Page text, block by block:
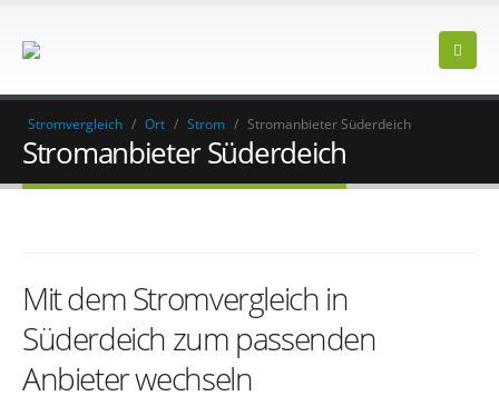
Stromvergleich / Ort / Strom / Stromanbieter Süderdeich
Stromanbieter Süderdeich
Mit dem Stromvergleich in
Süderdeich zum passenden
Anbieter wechseln